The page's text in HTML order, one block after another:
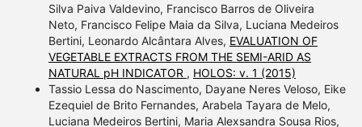
Silva Paiva Valdevino, Francisco Barros de Oliveira
Neto, Francisco Felipe Maia da Silva, Luciana Medeiros
Bertini, Leonardo Alcântara Alves, EVALUATION OF
VEGETABLE EXTRACTS FROM THE SEMI-ARID AS
NATURAL pH INDICATOR , HOLOS: v. 1 (2015)
Tassio Lessa do Nascimento, Dayane Neres Veloso, Eike
Ezequiel de Brito Fernandes, Arabela Tayara de Melo,
Luciana Medeiros Bertini, Maria Alexsandra Sousa Rios,